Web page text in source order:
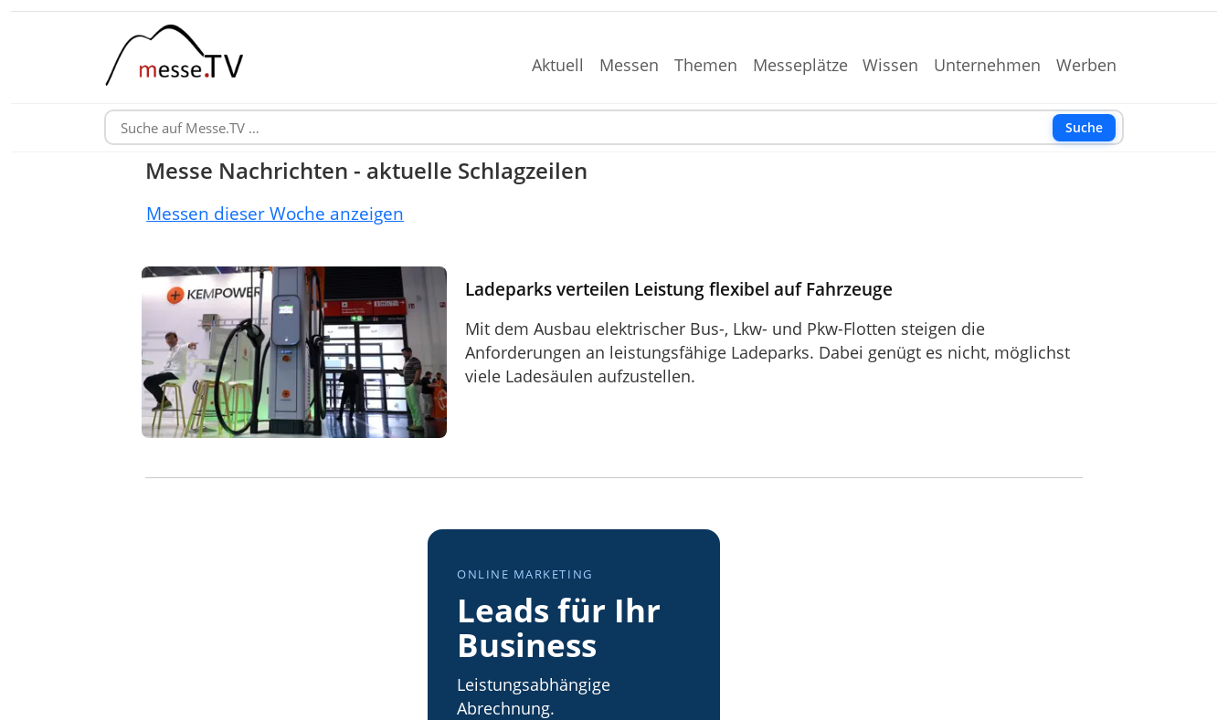
Aktuell Messen Themen Messeplätze Wissen Unternehmen Werben
Suche
Messe Nachrichten - aktuelle Schlagzeilen
Messen dieser Woche anzeigen
Ladeparks verteilen Leistung flexibel auf Fahrzeuge
Ladeparks verteilen Leistung flexibel auf Fahrzeuge
Mit dem Ausbau elektrischer Bus-, Lkw- und Pkw-Flotten steigen die
Anforderungen an leistungsfähige Ladeparks. Dabei genügt es nicht, möglichst
viele Ladesäulen aufzustellen.
ONLINE MARKETING
Leads für Ihr
Business
Leistungsabhängige
Abrechnung.